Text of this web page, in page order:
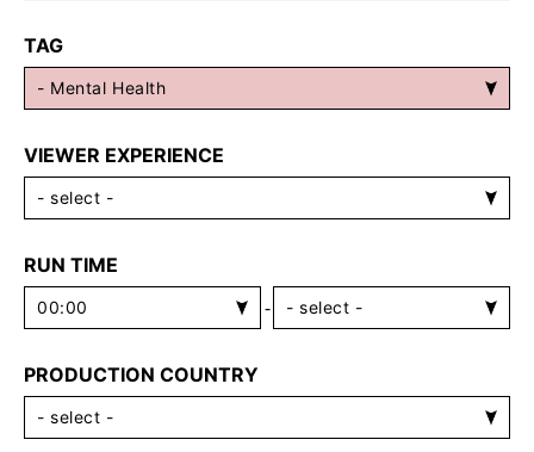
TAG
VIEWER EXPERIENCE
RUN TIME
-
PRODUCTION COUNTRY